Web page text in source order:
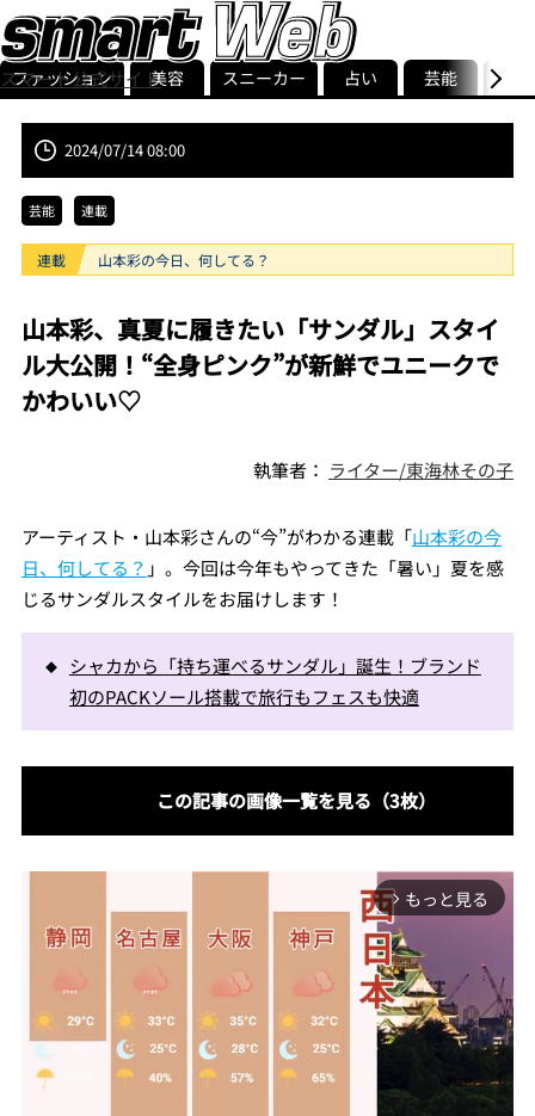
スマート公式サイト
smart最新号
記事一覧ランキング
ストリ
ファッション 美容 スニーカー 占い 芸能 グル
2024/07/14 08:00
芸能 連載
連載 山本彩の今日、何してる？
山本彩、真夏に履きたい「サンダル」スタイ
ル大公開！“全身ピンク”が新鮮でユニークで
かわいい♡
執筆者： ライター/東海林その子
アーティスト・山本彩さんの“今”がわかる連載「山本彩の今
日、何してる？ 」。今回は今年もやってきた「暑い」夏を感
じるサンダルスタイルをお届けします！
シャカから「持ち運べるサンダル」誕生！ブランド
初のPACKソール搭載で旅行もフェスも快適
この記事の画像一覧を見る（3枚）
arrow_forward_ios もっと見る